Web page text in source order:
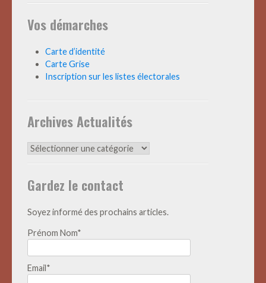
Vos démarches
Carte d’identité
Carte Grise
Inscription sur les listes électorales
Archives Actualités
Archives
Gardez le contact
Soyez informé des prochains articles.
Prénom Nom*
Email*